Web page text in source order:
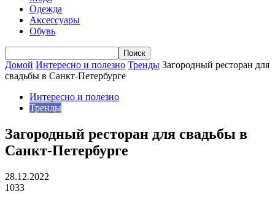
Одежда
Аксессуары
Обувь
Домой Интересно и полезно Тренды Загородный ресторан для
свадьбы в Санкт-Петербурге
Интересно и полезно
Тренды
Загородный ресторан для свадьбы в
Санкт-Петербурге
28.12.2022
1033